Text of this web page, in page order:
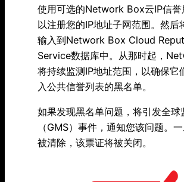
使用可选的Network Box云IP信誉
以注册您的IP地址子网范围。然后
输入到Network Box Cloud
Service数据库中。从那时起，
将持续监测IP地址范围，以确保它
入公共信誉列表的黑名单。
如果发现黑名单问题，将引发全球
（GMS）事件，通知您该问题。
被清除，该票证将被关闭。